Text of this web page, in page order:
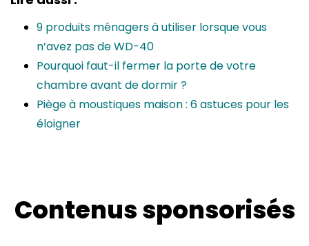
9 produits ménagers à utiliser lorsque vous
n’avez pas de WD-40
Pourquoi faut-il fermer la porte de votre
chambre avant de dormir ?
Piège à moustiques maison : 6 astuces pour les
éloigner
Contenus sponsorisés